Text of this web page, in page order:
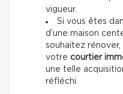
vigueur.
Si vous êtes
d’une maison
souhaitez rénover,
votre courtier
une telle
réfléchi.